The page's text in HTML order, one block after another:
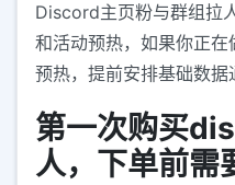
Discord主页粉与群组拉
和活动预热，如果你正
预热，提前安排基础数据
第一次购买
人，下单前需